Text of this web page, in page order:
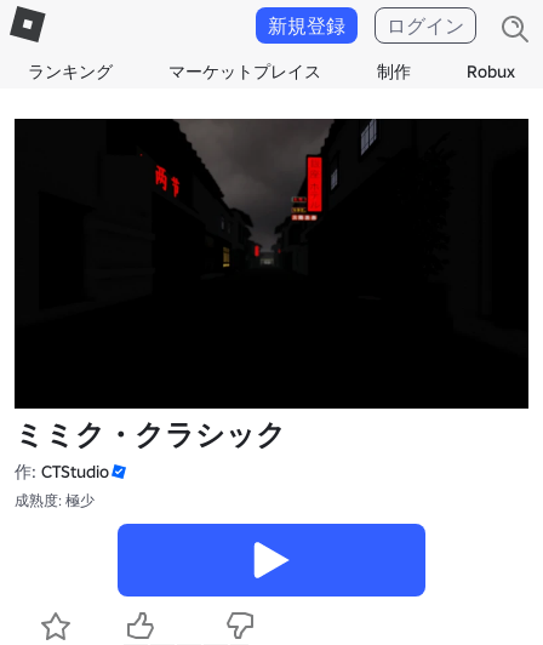
ランキング マーケットプレイス 制作 Robux
新規登録 ログイン
ミミク・クラシック
作: CTStudio
成熟度: 極少